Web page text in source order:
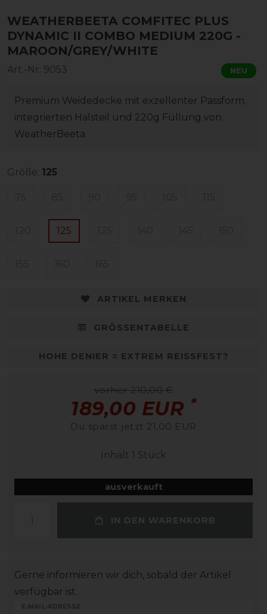
WEATHERBEETA COMFITEC PLUS
DYNAMIC II COMBO MEDIUM 220G -
MAROON/GREY/WHITE
Art.-Nr: 9053 NEU
Premium Weidedecke mit exzellenter Passform,
integrierten Halsteil und 220g Füllung von
WeatherBeeta
Größe: 125
125
ARTIKEL MERKEN
GRÖSSENTABELLE
HOHE DENIER = EXTREM REISSFEST?
vorher 210,00 €
189,00 EUR *
Du sparst jetzt 21,00 EUR
Inhalt 1 Stück
ausverkauft
IN DEN WARENKORB
Gerne informieren wir dich, sobald der Artikel
verfügbar ist.
E-MAIL-ADRESSE